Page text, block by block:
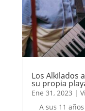
Los Alkilados
su propia
Ene 31, 2023 |
A sus 11